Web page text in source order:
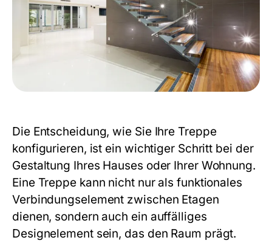
Die Entscheidung, wie Sie Ihre Treppe
konfigurieren, ist ein wichtiger Schritt bei der
Gestaltung Ihres Hauses oder Ihrer Wohnung.
Eine Treppe kann nicht nur als funktionales
Verbindungselement zwischen Etagen
dienen, sondern auch ein auffälliges
Designelement sein, das den Raum prägt.